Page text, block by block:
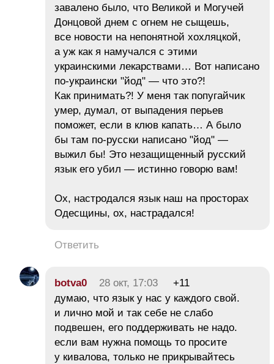
завалено было, что Великой и Могучей
Донцовой днем с огнем не сыщешь,
все новости на непонятной хохляцкой,
а уж как я намучался с этими
украинскими лекарствами… Вот написано
по-украински "йод" — что это?!
Как принимать?! У меня так попугайчик
умер, думал, от выпадения перьев
поможет, если в клюв капать… А было
бы там по-русски написано "йод" —
выжил бы! Это незащищенный русский
язык его убил — истинно говорю вам!
Ох, настродался язык наш на просторах
Одесщины, ох, настрадался!
Ответить
botva0 28 окт, 17:03
+11
думаю, что язык у нас у каждого свой.
и лично мой и так себе не слабо
подвешен, его поддерживать не надо.
если вам нужна помощь то просите
у кивалова, только не прикрывайтесь